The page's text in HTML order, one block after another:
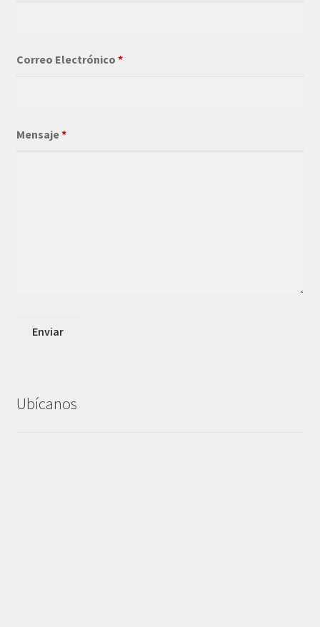
Correo Electrónico *
Mensaje*
Ubícanos